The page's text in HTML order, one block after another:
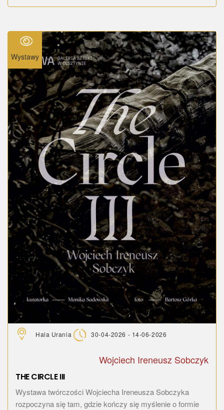
Wystawy
Hala Urania 30-04-2026 - 14-06-2026
Wojciech Ireneusz Sobczyk
THE CIRCLE III
Wystawa twórczości Wojciecha Ireneusza Sobczyka
rozpoczyna się tam, gdzie kończy się myślenie o formie